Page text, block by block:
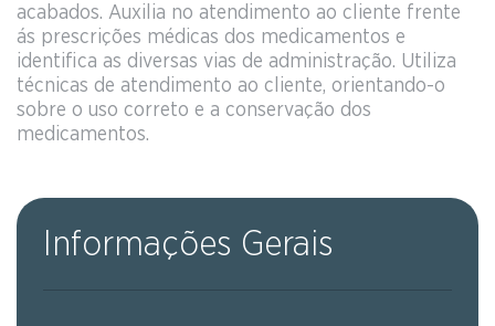
acabados. Auxilia no atendimento ao cliente frente
ás prescrições médicas dos medicamentos e
identifica as diversas vias de administração. Utiliza
técnicas de atendimento ao cliente, orientando-o
sobre o uso correto e a conservação dos
medicamentos.
Informações Gerais